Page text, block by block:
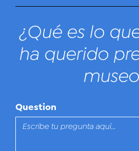
¿Qué es lo
ha querido
Question